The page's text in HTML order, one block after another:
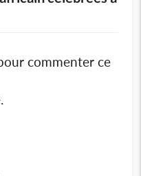
commenter ce